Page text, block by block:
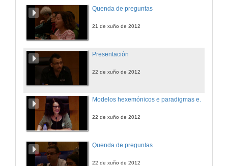
Quenda de preguntas
21 de xuño de 2012
Presentación
22 de xuño de 2012
Modelos hexemónicos e paradigmas emerxentes: as mulleres na cultura da sostenibilidade
22 de xuño de 2012
Quenda de preguntas
22 de xuño de 2012